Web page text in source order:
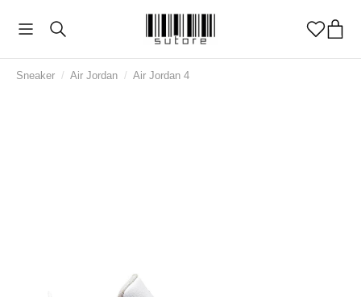
Sneaker / Air Jordan / Air Jordan 4